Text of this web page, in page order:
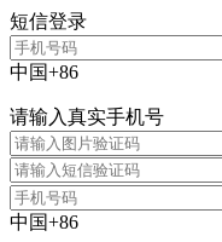
短信登录
中国+86
请输入真实手机号
中国+86